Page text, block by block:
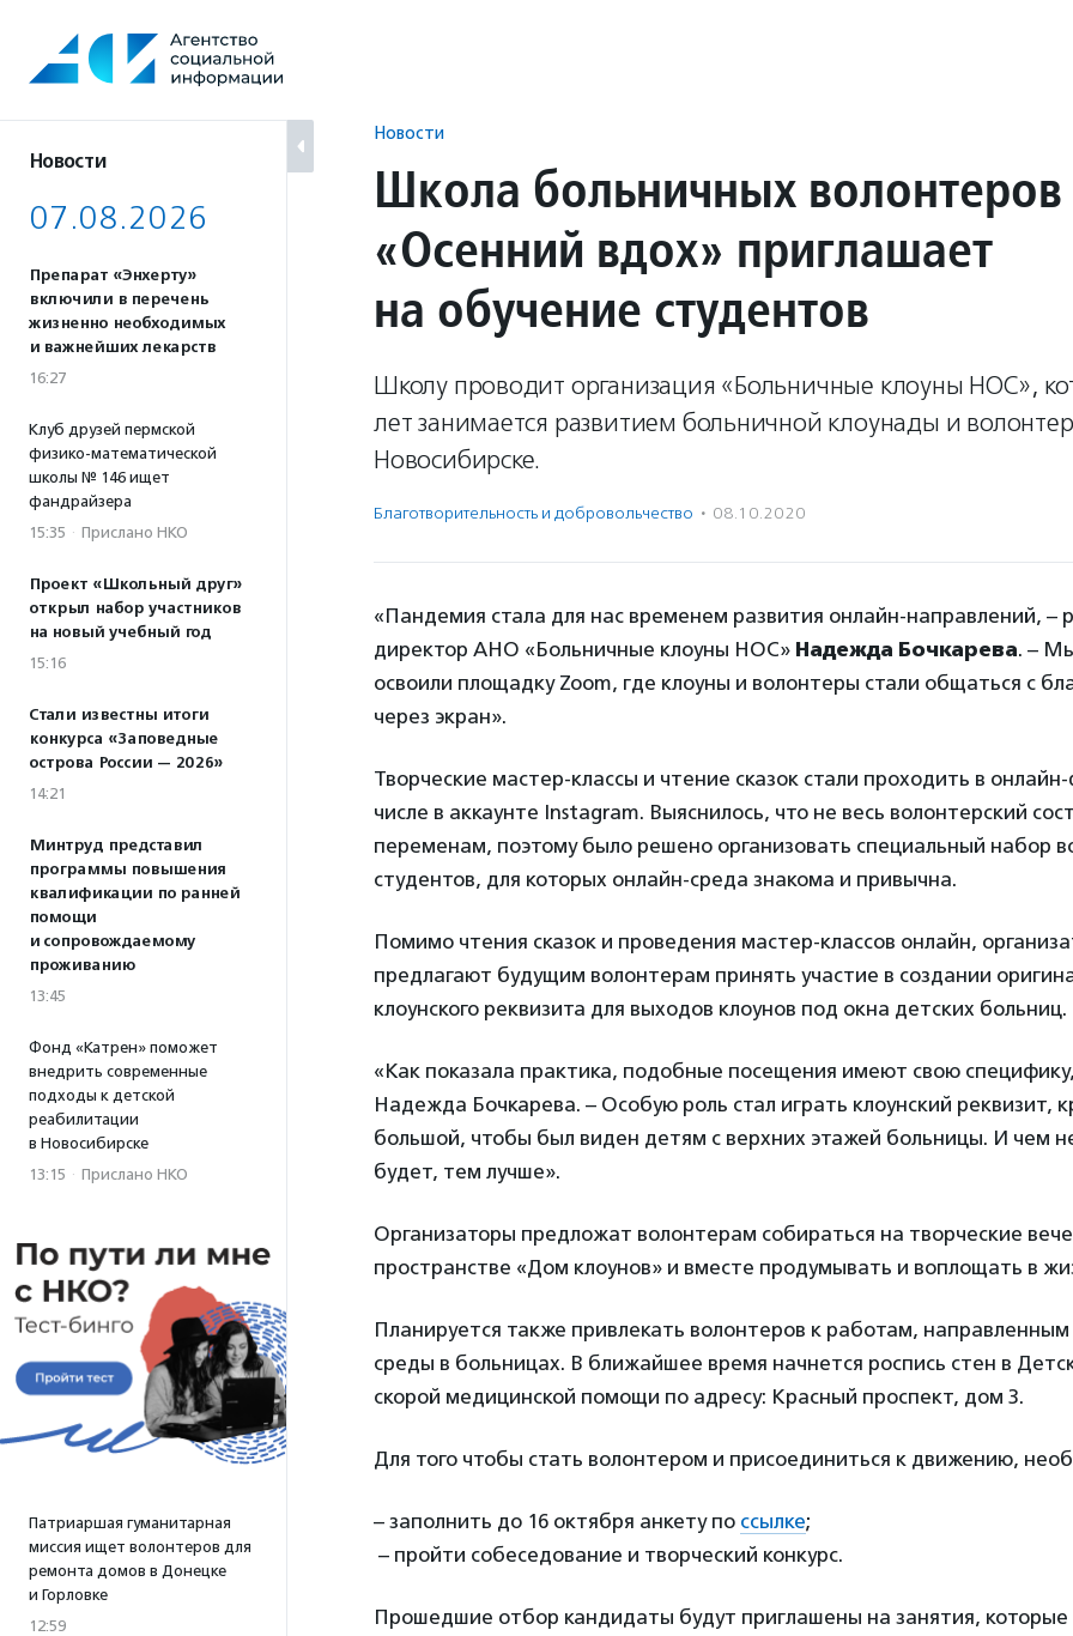
содержанию
Новости
07.08.2026
Препарат «Энхерту»
включили в перечень
жизненно необходимых
и важнейших лекарств
16:27
Клуб друзей пермской
физико-математической
школы № 146 ищет
фандрайзера
15:35 · Прислано НКО
Проект «Школьный друг»
открыл набор участников
на новый учебный год
15:16
Стали известны итоги
конкурса «Заповедные
острова России — 2026»
14:21
Минтруд представил
программы повышения
квалификации по ранней
помощи
и сопровождаемому
проживанию
13:45
Фонд «Катрен» поможет
внедрить современные
подходы к детской
реабилитации
в Новосибирске
13:15 · Прислано НКО
Патриаршая гуманитарная
миссия ищет волонтеров для
ремонта домов в Донецке
и Горловке
12:59
Новости
Школа больничных волонтеров
«Осенний вдох» приглашает
на обучение студентов
Школу проводит организация «Больничные клоуны НОС»,
лет занимается развитием больничной клоунады и
Новосибирске.
Благотвори­тель­ность и доброволь­чест­во · 08.10.2020
«Пандемия стала для нас временем развития онлайн-направлений, –
директор АНО «Больничные клоуны НОС» Надежда Бочкарева. –
освоили площадку Zoom, где клоуны и волонтеры стали общаться с
через экран».
Творческие мастер-классы и чтение сказок стали проходить в
числе в аккаунте Instagram. Выяснилось, что не весь волонтерский
переменам, поэтому было решено организовать специальный набор
студентов, для которых онлайн-среда знакома и привычна.
Помимо чтения сказок и проведения мастер-классов онлайн,
предлагают будущим волонтерам принять участие в создании
клоунского реквизита для выходов клоунов под окна детских больниц.
«Как показала практика, подобные посещения имеют свою
Надежда Бочкарева. – Особую роль стал играть клоунский реквизит,
большой, чтобы был виден детям с верхних этажей больницы. И чем
будет, тем лучше».
Организаторы предложат волонтерам собираться на творческие
пространстве «Дом клоунов» и вместе продумывать и воплощать в
Планируется также привлекать волонтеров к работам,
среды в больницах. В ближайшее время начнется роспись стен в
скорой медицинской помощи по адресу: Красный проспект, дом 3.
Для того чтобы стать волонтером и присоединиться к движению,
– заполнить до 16 октября анкету по ссылке;
– пройти собеседование и творческий конкурс.
Прошедшие отбор кандидаты будут приглашены на занятия, которые